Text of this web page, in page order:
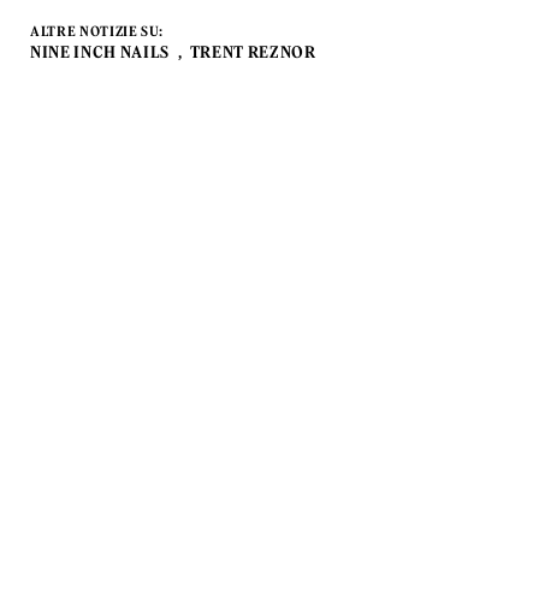
ALTRE NOTIZIE SU:
NINE INCH NAILS TRENT REZNOR